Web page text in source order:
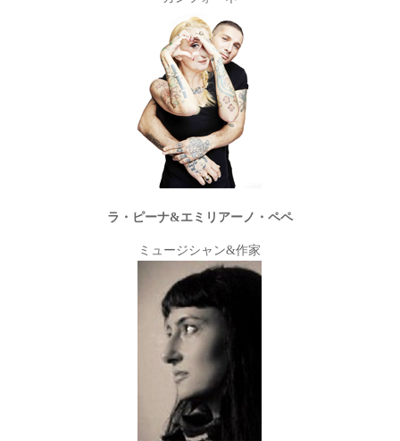
ラ・ピーナ&エミリアーノ・ペペ
ミュージシャン&作家